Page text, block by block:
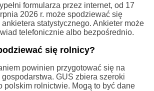
formularza przez internet, od 17
2026 r. może spodziewać się
ankietera statystycznego. Ankieter może
telefonicznie albo bezpośrednio.
się rolnicy?
powinien przygotować się na
GUS zbiera szeroki
polskim rolnictwie. Mogą to być dane